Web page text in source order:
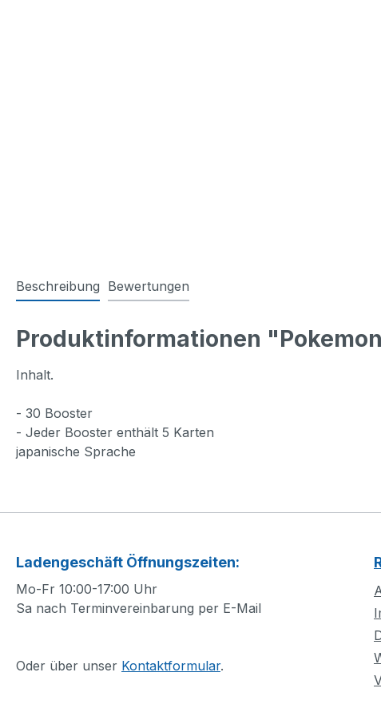
Beschreibung Bewertungen
Produktinformationen
Inhalt.
- 30 Booster
- Jeder Booster enthält 5 Karten
japanische Sprache
Ladengeschäft Öffnungszeiten:
Mo-Fr 10:00-17:00 Uhr
Sa nach Terminvereinbarung per E-Mail
Oder über unser Kontaktformular.